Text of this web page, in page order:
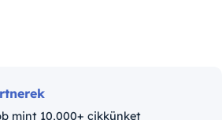
mint 10,000+ cikkünket